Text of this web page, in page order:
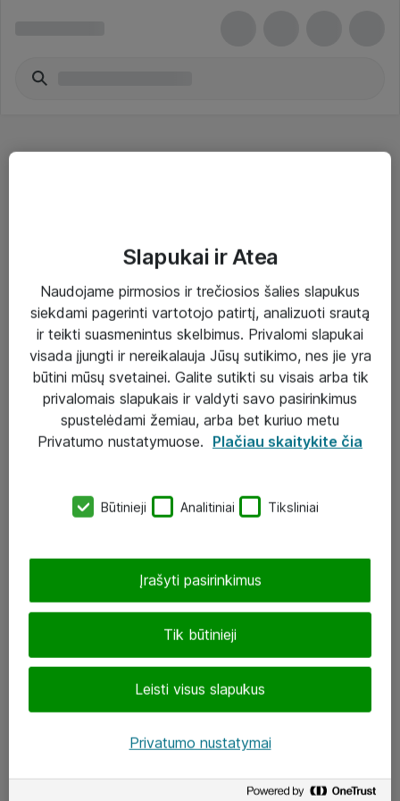
Sprendimai ir paslaugos
Paslaugos
Sprendimai
Įgyvendinti projektai
Atea ekspertų patarimai verslui
UAB „ATEA“
J. Rutkausko g. 6, Vilnius
Atea kontaktai
Aplankykite mus
Slapukai ir Atea
Naudojame pirmosios ir trečiosios šalies slapukus
siekdami pagerinti vartotojo patirtį, analizuoti srautą
ir teikti suasmenintus skelbimus. Privalomi slapukai
visada įjungti ir nereikalauja Jūsų sutikimo, nes jie yra
būtini mūsų svetainei. Galite sutikti su visais arba tik
privalomais slapukais ir valdyti savo pasirinkimus
spustelėdami žemiau, arba bet kuriuo metu
Privatumo nustatymuose. Plačiau skaitykite čia
Būtinieji Analitiniai Tiksliniai
Tik būtinieji
Leisti visus slapukus
Įrašyti pasirinkimus
Privatumo nustatymai